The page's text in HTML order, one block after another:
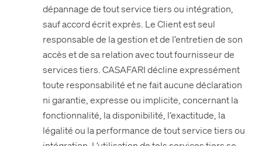
dépannage de tout service tiers ou intégration,
sauf accord écrit exprès. Le Client est seul
responsable de la gestion et de l’entretien de son
accès et de sa relation avec tout fournisseur de
services tiers. CASAFARI décline expressément
toute responsabilité et ne fait aucune déclaration
ni garantie, expresse ou implicite, concernant la
fonctionnalité, la disponibilité, l’exactitude, la
légalité ou la performance de tout service tiers ou